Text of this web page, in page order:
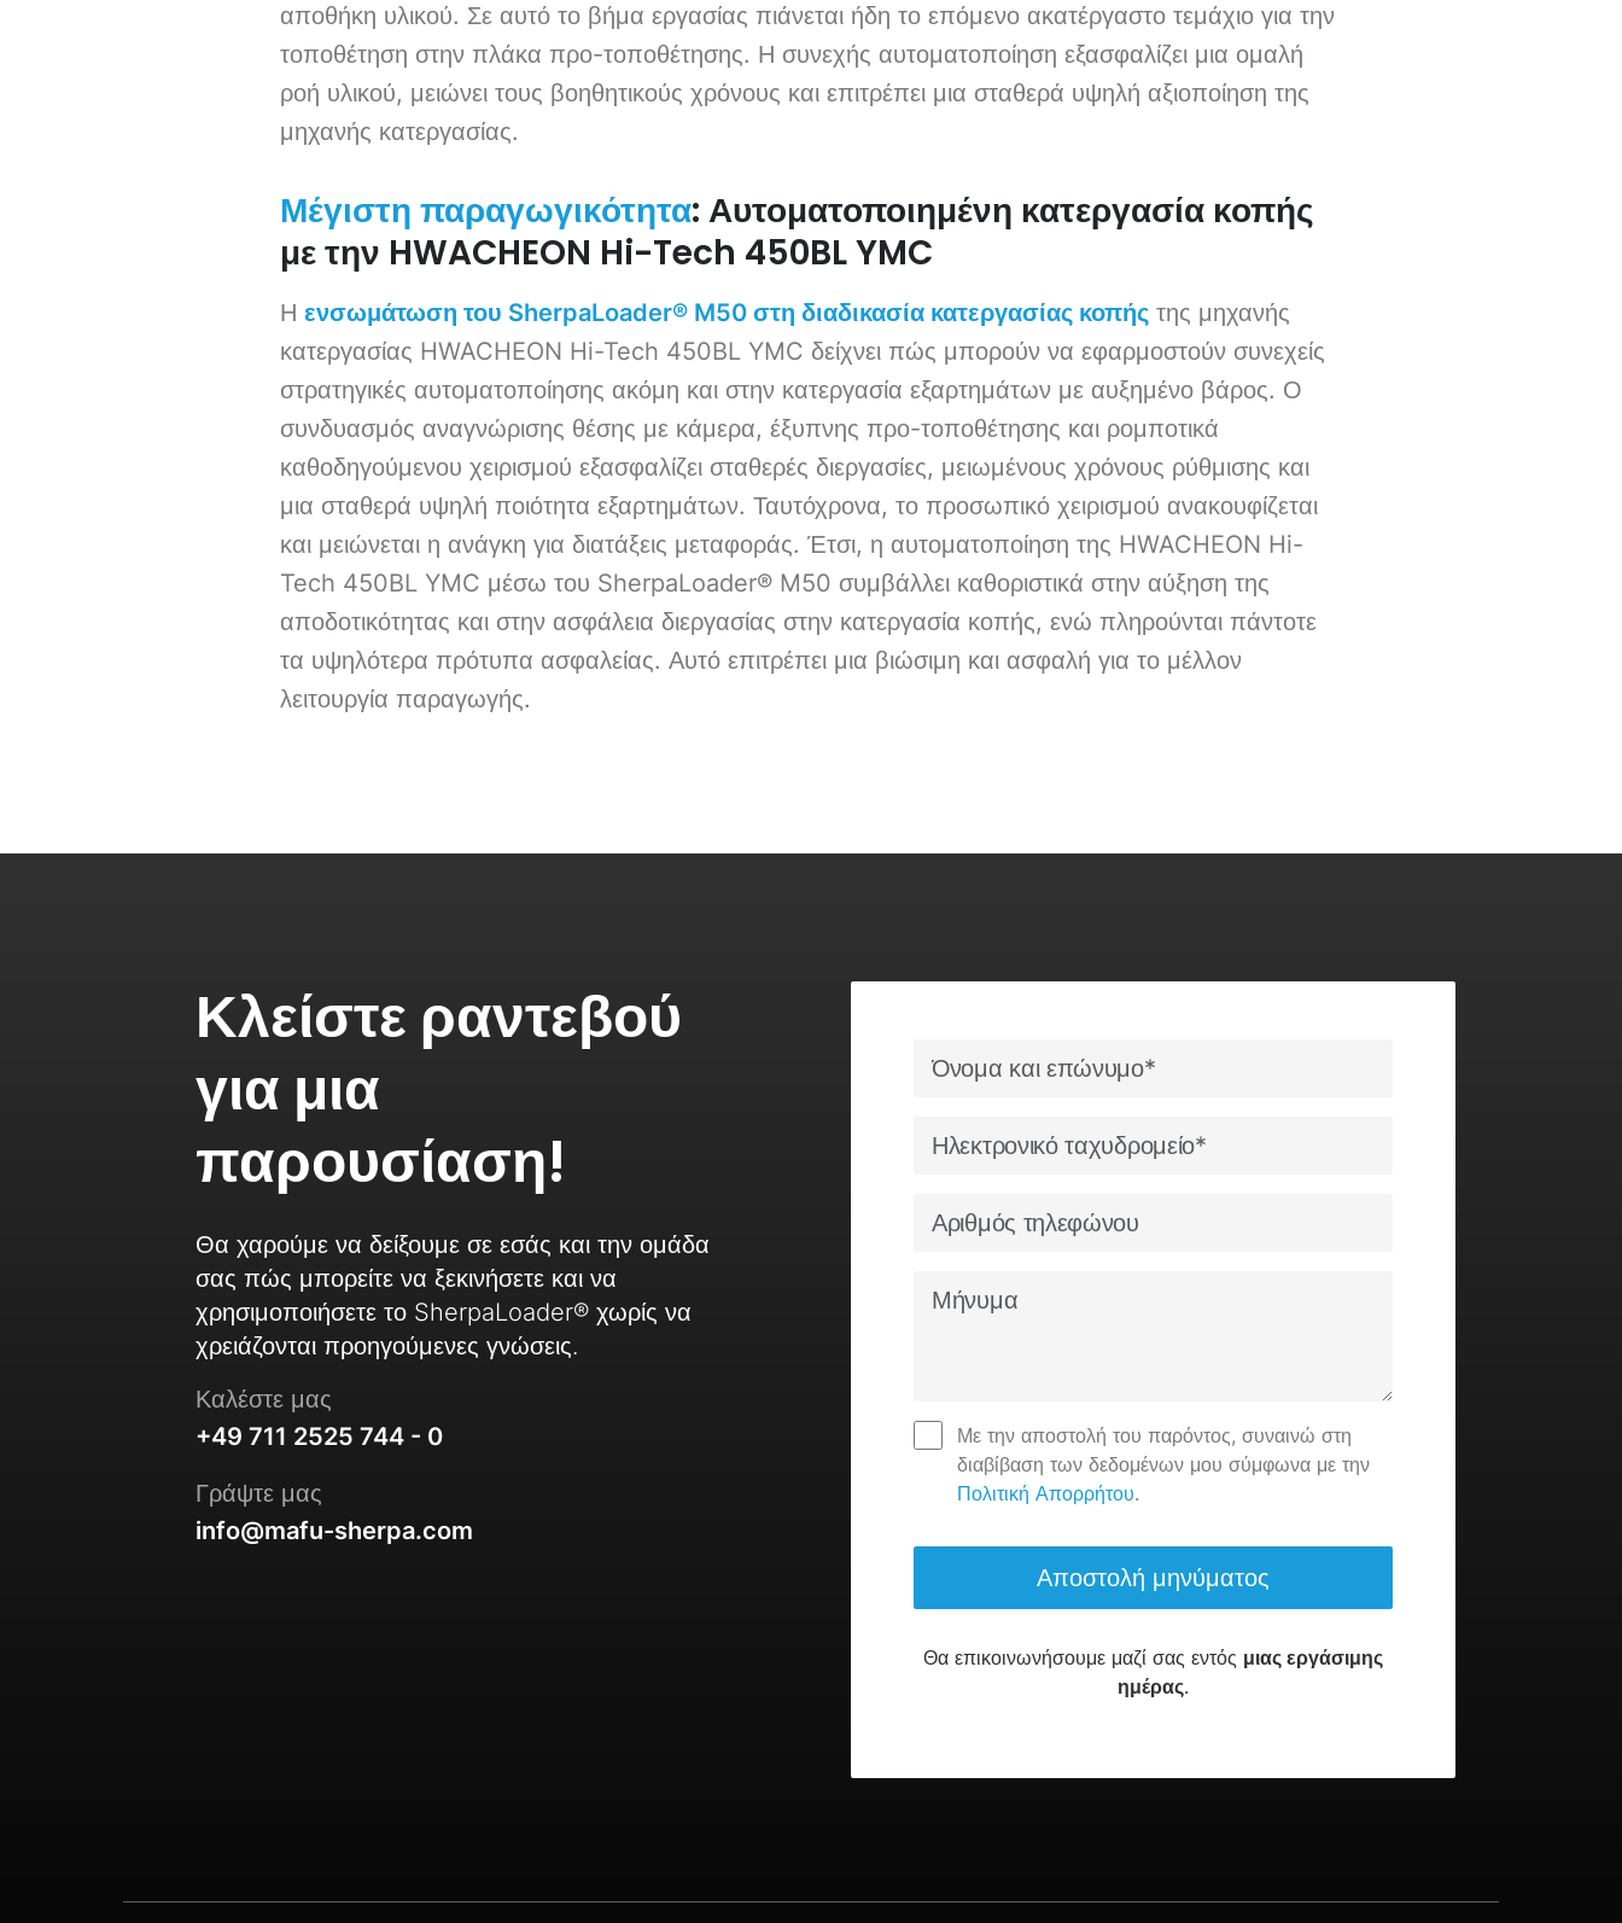
αποθήκη υλικού. Σε αυτό το βήμα εργασίας πιάνεται ήδη το επόμενο ακατέργαστο τεμάχιο για την
τοποθέτηση στην πλάκα προ-τοποθέτησης. Η συνεχής αυτοματοποίηση εξασφαλίζει μια ομαλή
ροή υλικού, μειώνει τους βοηθητικούς χρόνους και επιτρέπει μια σταθερά υψηλή αξιοποίηση της
μηχανής κατεργασίας.
Μέγιστη παραγωγικότητα: Αυτοματοποιημένη κατεργασία κοπής
με την HWACHEON Hi-Tech 450BL YMC
Η ενσωμάτωση του SherpaLoader® M50 στη διαδικασία κατεργασίας κοπής της μηχανής
κατεργασίας HWACHEON Hi-Tech 450BL YMC δείχνει πώς μπορούν να εφαρμοστούν συνεχείς
στρατηγικές αυτοματοποίησης ακόμη και στην κατεργασία εξαρτημάτων με αυξημένο βάρος. Ο
συνδυασμός αναγνώρισης θέσης με κάμερα, έξυπνης προ-τοποθέτησης και ρομποτικά
καθοδηγούμενου χειρισμού εξασφαλίζει σταθερές διεργασίες, μειωμένους χρόνους ρύθμισης και
μια σταθερά υψηλή ποιότητα εξαρτημάτων. Ταυτόχρονα, το προσωπικό χειρισμού ανακουφίζεται
και μειώνεται η ανάγκη για διατάξεις μεταφοράς. Έτσι, η αυτοματοποίηση της HWACHEON Hi-
Tech 450BL YMC μέσω του SherpaLoader® M50 συμβάλλει καθοριστικά στην αύξηση της
αποδοτικότητας και στην ασφάλεια διεργασίας στην κατεργασία κοπής, ενώ πληρούνται πάντοτε
τα υψηλότερα πρότυπα ασφαλείας. Αυτό επιτρέπει μια βιώσιμη και ασφαλή για το μέλλον
λειτουργία παραγωγής.
Κλείστε ραντεβού
για μια
παρουσίαση!
Θα χαρούμε να δείξουμε σε εσάς και την ομάδα
σας πώς μπορείτε να ξεκινήσετε και να
χρησιμοποιήσετε το SherpaLoader® χωρίς να
χρειάζονται προηγούμενες γνώσεις.
Καλέστε μας
+49 711 2525 744 - 0
Γράψτε μας
info@mafu-sherpa.com
Με την αποστολή του παρόντος, συναινώ στη
διαβίβαση των δεδομένων μου σύμφωνα με την
Πολιτική Απορρήτου.
Θα επικοινωνήσουμε μαζί σας εντός μιας εργάσιμης
ημέρας.